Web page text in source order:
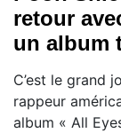
retour
un album
C’est le grand
rappeur
album « All